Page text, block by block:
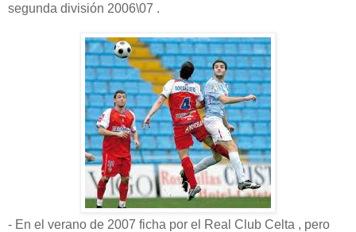
segunda división 2006\07 .
- En el verano de 2007 ficha por el Real Club Celta , pero